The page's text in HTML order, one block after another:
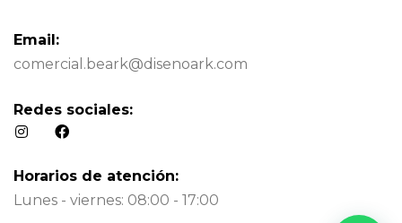
Email:
comercial.beark@disenoark.com
Redes sociales:
Horarios de atención:
Lunes - viernes: 08:00 - 17:00